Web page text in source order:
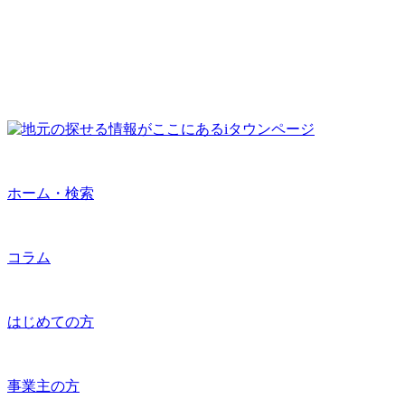
ホーム・検索
コラム
はじめての方
事業主の方